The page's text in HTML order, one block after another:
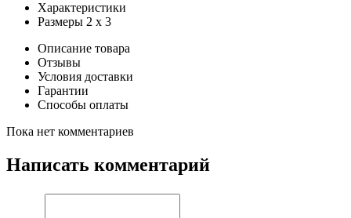
Характеристики
Размеры 2 x 3
Описание товара
Отзывы
Условия доставки
Гарантии
Способы оплаты
Пока нет комментариев
Написать комментарий